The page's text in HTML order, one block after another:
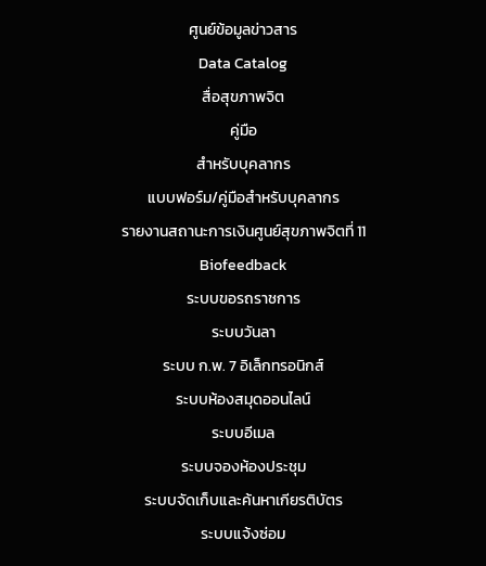
ศูนย์ข้อมูลข่าวสาร
Data Catalog
สื่อสุขภาพจิต
คู่มือ
สำหรับบุคลากร
แบบฟอร์ม/คู่มือสำหรับบุคลากร
รายงานสถานะการเงินศูนย์สุขภาพจิตที่ 11
Biofeedback
ระบบขอรถราชการ
ระบบวันลา
ระบบ ก.พ. 7 อิเล็กทรอนิกส์
ระบบห้องสมุดออนไลน์
ระบบอีเมล
ระบบจองห้องประชุม
ระบบจัดเก็บและค้นหาเกียรติบัตร
ระบบแจ้งซ่อม